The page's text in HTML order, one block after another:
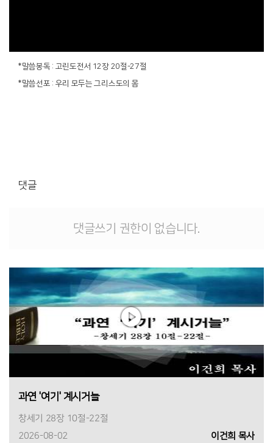
*말씀봉독 : 고린도전서 12장 20절-27절
*말씀선포 : 우리 모두는 그리스도의 몸
댓글
댓글쓰기 권한이 없습니다.
과연 '여기' 계시거늘
창세기 28장 10절-22절
2026-08-02
이건희 목사